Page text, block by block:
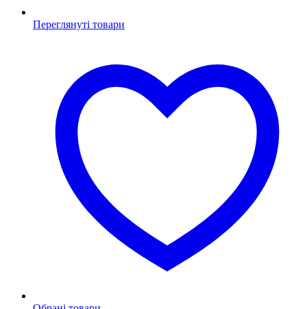
Переглянуті товари